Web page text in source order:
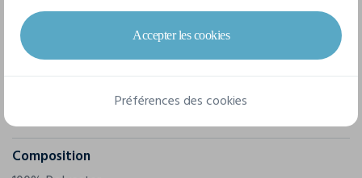
Référence
KP159
Composition
Accepter les cookies
Préférences des cookies